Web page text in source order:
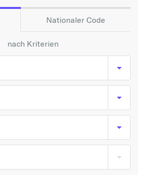
Nationaler Code
nach Kriterien